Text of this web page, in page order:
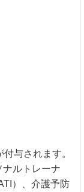
与されます。
ルトレーナ
）、介護予防